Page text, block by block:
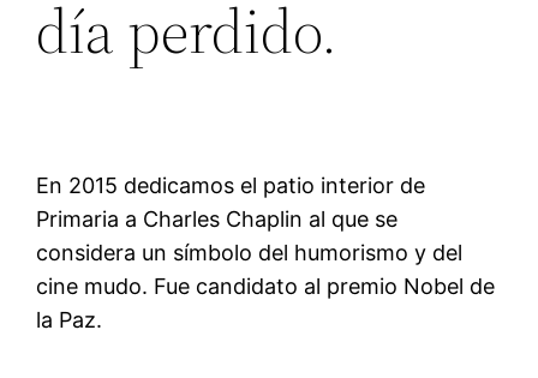
día perdido.
En 2015 dedicamos el patio interior de
Primaria a Charles Chaplin al que se
considera un símbolo del humorismo y del
cine mudo. Fue candidato al premio Nobel de
la Paz.